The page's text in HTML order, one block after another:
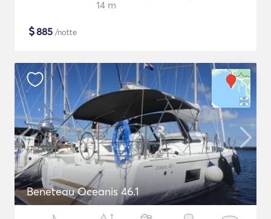
14 m
$885 /notte
Beneteau Oceanis 46.1